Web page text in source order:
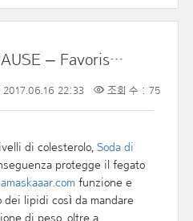
MENOKAL MENOPAUSE – Favorisce La Scomparsa Di Obbligo E Contrasta I Disturbi Tipici Della Menopausa
2017.06.16 22:33 조회 수 : 75
di colesterolo, Soda di
protegge il fegato
funzione e
dei lipidi così da mandare
di peso, oltre a